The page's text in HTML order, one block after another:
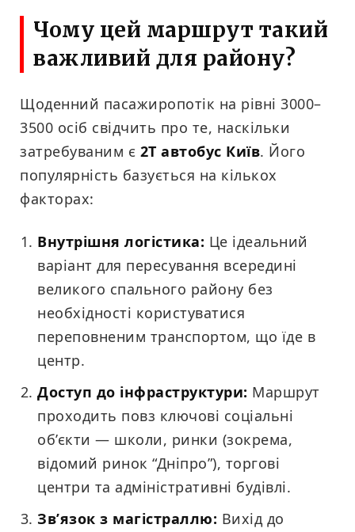
Чому цей маршрут такий
важливий для району?
Щоденний пасажиропотік на рівні 3000–
3500 осіб свідчить про те, наскільки
затребуваним є 2Т автобус Київ. Його
популярність базується на кількох
факторах:
Внутрішня логістика: Це ідеальний
варіант для пересування всередині
великого спального району без
необхідності користуватися
переповненим транспортом, що їде в
центр.
Доступ до інфраструктури: Маршрут
проходить повз ключові соціальні
об’єкти — школи, ринки (зокрема,
відомий ринок “Дніпро”), торгові
центри та адміністративні будівлі.
Зв’язок з магістраллю: Вихід до